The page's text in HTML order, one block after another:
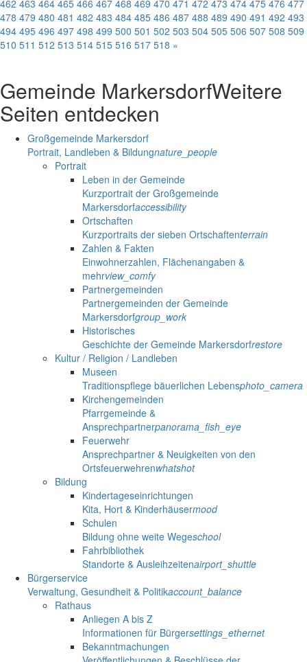
462 463 464 465 466 467 468 469 470 471 472 473 474 475 476 477
478 479 480 481 482 483 484 485 486 487 488 489 490 491 492 493
494 495 496 497 498 499 500 501 502 503 504 505 506 507 508 509
510 511 512 513 514 515 516 517 518 »
Gemeinde MarkersdorfWeitere
Seiten entdecken
Großgemeinde Markersdorf
Portrait, Landleben & Bildungnature_people
Portrait
Leben in der Gemeinde
Kurzportrait der Großgemeinde
Markersdorfaccessibility
Ortschaften
Kurzportraits der sieben Ortschaftenterrain
Zahlen & Fakten
Einwohnerzahlen, Flächenangaben &
mehrview_comfy
Partnergemeinden
Partnergemeinden der Gemeinde
Markersdorfgroup_work
Historisches
Geschichte der Gemeinde Markersdorfrestore
Kultur / Religion / Landleben
Museen
Traditionspflege bäuerlichen Lebensphoto_camera
Kirchengemeinden
Pfarrgemeinde &
Ansprechpartnerpanorama_fish_eye
Feuerwehr
Ansprechpartner & Neuigkeiten von den
Ortsfeuerwehrenwhatshot
Bildung
Kindertageseinrichtungen
Kita, Hort & Kinderhäusermood
Schulen
Bildung ohne weite Wegeschool
Fahrbibliothek
Standorte & Ausleihzeitenairport_shuttle
Bürgerservice
Verwaltung, Gesundheit & Politikaccount_balance
Rathaus
Anliegen A bis Z
Informationen für Bürgersettings_ethernet
Bekanntmachungen